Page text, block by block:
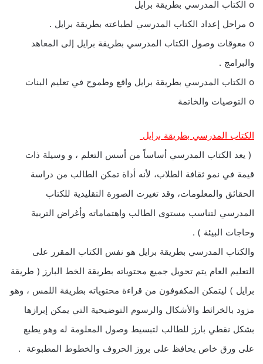
o الكتاب المدرسي بطريقة برايل
o مراحل إعداد الكتاب المدرسي لطباعته بطريقة برايل .
o معوقات وصول الكتاب المدرسي بطريقة برايل إلى المعاهد
والبرامج .
o الكتاب المدرسي بطريقة برايل واقع وطموح في تعليم البنات
o التوصيات والخاتمة
الكتاب المدرسي بطريقة برايل
( يعد الكتاب المدرسي أساساً من أسس التعلم ، و وسيلة ذات
قيمة في نمو ثقافة الطلاب، لأنه أداة تمكن الطالب من دراسة
الحقائق والمعلومات، وقد تغيرت الصورة التقليدية للكتاب
المدرسي لتناسب مستوى الطالب واهتماماته وأغراض التربية
وحاجات البيئة ) .
والكتاب المدرسي بطريقة برايل هو نفس الكتاب المقرر على
التعليم العام يتم تحويل جميع محتوياته بطريقة الخط البارز ( طريقة
برايل ) ليتمكن المكفوفون من قراءة محتوياته بطريقة اللمس ، وهو
مزود بالخرائط والأشكال والرسوم التوضيحية التي يمكن إبرازها
بشكل نقطي بارز للطالب لتبسيط وصول المعلومة له وهو يطبع
على ورق خاص يحافظ على بروز الحروف والخطوط المطبوعة .